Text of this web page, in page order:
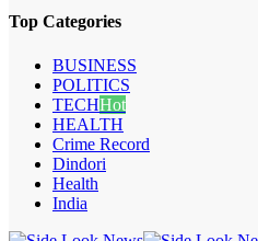
Top Categories
BUSINESS
POLITICS
TECHHot
HEALTH
Crime Record
Dindori
Health
India